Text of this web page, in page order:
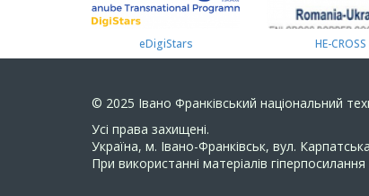
eDigiStars HE-CROSS
© 2025 Івано Франківський національний
Усi права захищенi.
Україна, м. Івано-Франківськ, вул.
При використанні матеріалів